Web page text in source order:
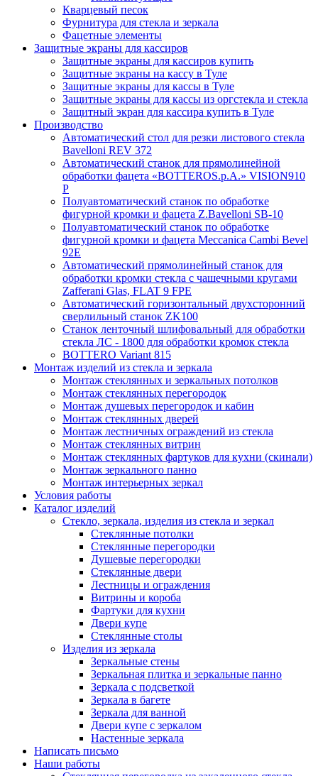
Кварцевый песок
Фурнитура для стекла и зеркала
Фацетные элементы
Защитные экраны для кассиров
Защитные экраны для кассиров купить
Защитные экраны на кассу в Туле
Защитные экраны для кассы в Туле
Защитные экраны для кассы из оргстекла и стекла
Защитный экран для кассира купить в Туле
Производство
Автоматический стол для резки листового стекла
Bavelloni REV 372
Автоматический станок для прямолинейной
обработки фацета «BOTTEROS.p.A.» VISION910
P
Полуавтоматический станок по обработке
фигурной кромки и фацета Z.Bavelloni SB-10
Полуавтоматический станок по обработке
фигурной кромки и фацета Meccanica Cambi Bevel
92E
Автоматический прямолинейный станок для
обработки кромки стекла с чашечными кругами
Zafferani Glas, FLAT 9 FPE
Автоматический горизонтальный двухсторонний
сверлильный станок ZK100
Станок ленточный шлифовальный для обработки
стекла ЛС - 1800 для обработки кромок стекла
BOTTERO Variant 815
Монтаж изделий из стекла и зеркала
Монтаж стеклянных и зеркальных потолков
Монтаж стеклянных перегородок
Монтаж душевых перегородок и кабин
Монтаж стеклянных дверей
Монтаж лестничных ограждений из стекла
Монтаж стеклянных витрин
Монтаж стеклянных фартуков для кухни (скинали)
Монтаж зеркального панно
Монтаж интерьерных зеркал
Условия работы
Каталог изделий
Стекло, зеркала, изделия из стекла и зеркал
Стеклянные потолки
Стеклянные перегородки
Душевые перегородки
Стеклянные двери
Лестницы и ограждения
Витрины и короба
Фартуки для кухни
Двери купе
Стеклянные столы
Изделия из зеркала
Зеркальные стены
Зеркальная плитка и зеркальные панно
Зеркала с подсветкой
Зеркала в багете
Зеркала для ванной
Двери купе с зеркалом
Настенные зеркала
Написать письмо
Наши работы